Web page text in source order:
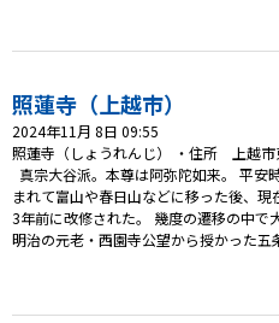
照蓮寺（上越市）
2024年11月 8日 09:55
照蓮寺（しょうれんじ） ・住所 上越
真宗大谷派。本尊は阿弥陀如来。 平安
まれて富山や春日山などに移った後、
3年前に改修された。 幾度の遷移の中で
明治の元老・西園寺公望から授かった五